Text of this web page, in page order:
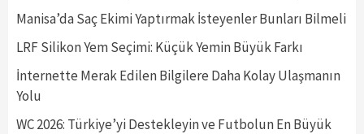
Manisa’da Saç Ekimi Yaptırmak İsteyenler Bunları Bilmeli
LRF Silikon Yem Seçimi: Küçük Yemin Büyük Farkı
İnternette Merak Edilen Bilgilere Daha Kolay Ulaşmanın
Yolu
WC 2026: Türkiye’yi Destekleyin ve Futbolun En Büyük